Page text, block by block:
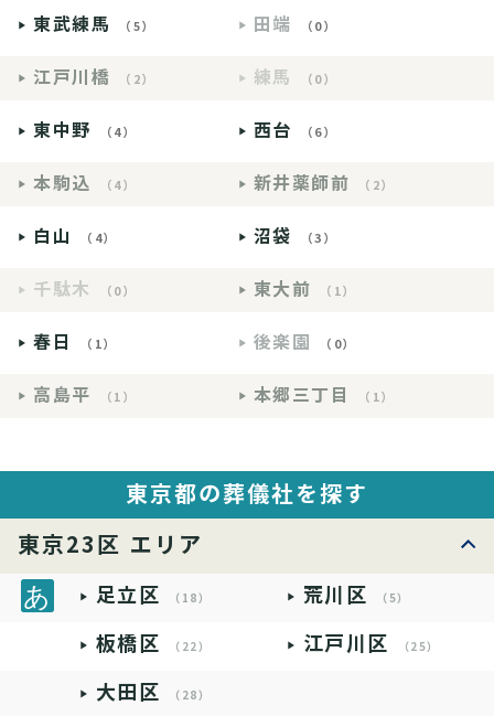
東武練馬 （5） 田端 （0）
江戸川橋 （2） 練馬 （0）
東中野 （4） 西台 （6）
本駒込 （4） 新井薬師前 （2）
白山 （4） 沼袋 （3）
千駄木 （0） 東大前 （1）
春日 （1） 後楽園 （0）
高島平 （1） 本郷三丁目 （1）
東京都の葬儀社を探す
東京23区 エリア
足立区 （18） 荒川区 （5）
板橋区 （22） 江戸川区 （25）
大田区 （28）